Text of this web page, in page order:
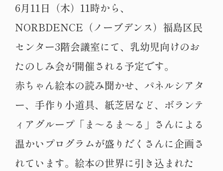
6月11日（木）11時から、
NORBDENCE（ノーブデンス）福島区民
センター3階会議室にて、乳幼児向けのお
たのしみ会が開催される予定です。
赤ちゃん絵本の読み聞かせ、パネルシアタ
ー、手作り小道具、紙芝居など、ボランテ
ィアグループ「ま～るま～る」さんによる
温かいプログラムが盛りだくさんに企画さ
れています。絵本の世界に引き込まれた